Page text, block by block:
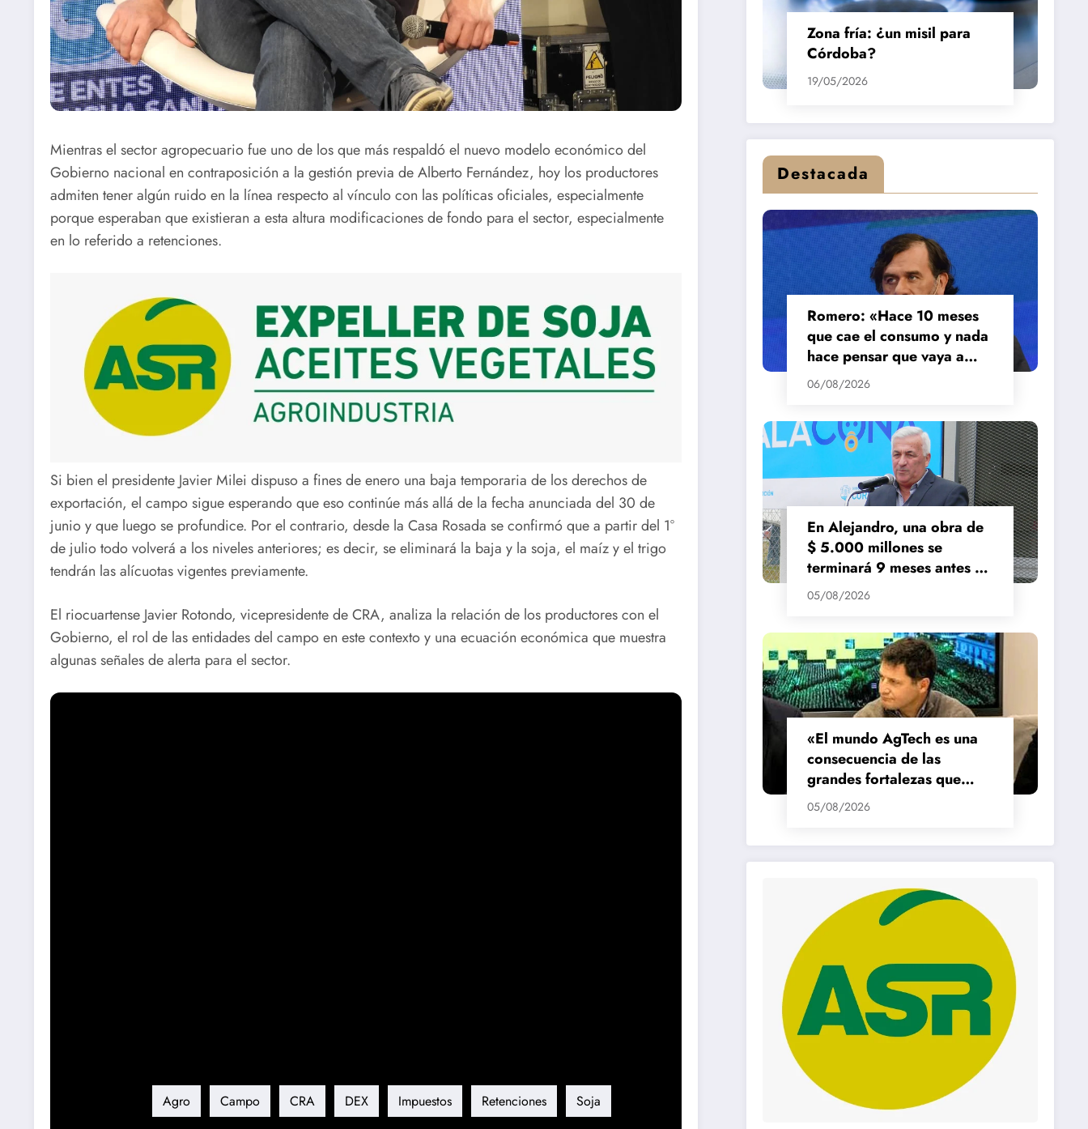
Mientras el sector agropecuario fue uno de los que más respaldó el nuevo modelo económico del
Gobierno nacional en contraposición a la gestión previa de Alberto Fernández, hoy los productores
admiten tener algún ruido en la línea respecto al vínculo con las políticas oficiales, especialmente
porque esperaban que existieran a esta altura modificaciones de fondo para el sector, especialmente
en lo referido a retenciones.
Si bien el presidente Javier Milei dispuso a fines de enero una baja temporaria de los derechos de
exportación, el campo sigue esperando que eso continúe más allá de la fecha anunciada del 30 de
junio y que luego se profundice. Por el contrario, desde la Casa Rosada se confirmó que a partir del 1°
de julio todo volverá a los niveles anteriores; es decir, se eliminará la baja y la soja, el maíz y el trigo
tendrán las alícuotas vigentes previamente.
El riocuartense Javier Rotondo, vicepresidente de CRA, analiza la relación de los productores con el
Gobierno, el rol de las entidades del campo en este contexto y una ecuación económica que muestra
algunas señales de alerta para el sector.
Agro Campo CRA DEX Impuestos Retenciones Soja
Zona fría: ¿un misil para
Córdoba?
19/05/2026
Destacada
Romero: «Hace 10 meses
que cae el consumo y nada
hace pensar que vaya a
repuntar»
06/08/2026
En Alejandro, una obra de
$ 5.000 millones se
terminará 9 meses antes de
lo previsto
05/08/2026
«El mundo AgTech es una
consecuencia de las
grandes fortalezas que
tenemos en la región»
05/08/2026